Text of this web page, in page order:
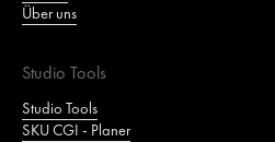
Über uns
Studio Tools
Studio Tools
SKU CGI - Planer